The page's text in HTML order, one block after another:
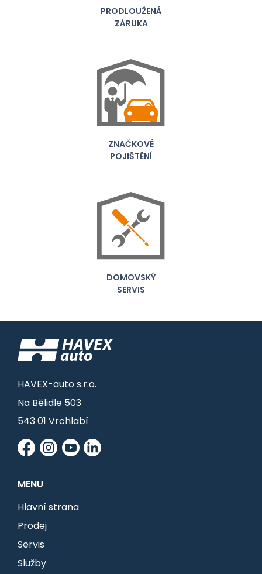
PRODLOUŽENÁ
ZÁRUKA
ZNAČKOVÉ
POJIŠTĚNÍ
DOMOVSKÝ
SERVIS
HAVEX-auto s.r.o.
Na Bělidle 503
543 01 Vrchlabí
MENU
Hlavní strana
Prodej
Servis
Služby